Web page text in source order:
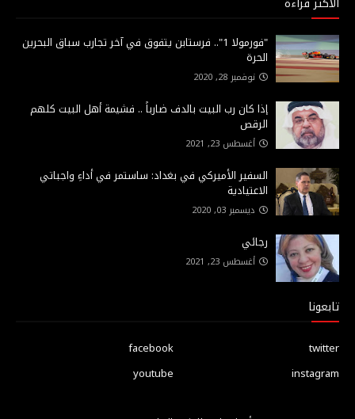
"فورمولا 1".. فرستابن يتفوق في آخر تجارب سباق البحرين
الحرة
نوفمبر 28, 2020
إذا كان رب البيت بالدف ضارباً .. فشيمة أهل البيت كلهم
الرقص
أغسطس 23, 2021
السفير الأميركي في بغداد: ساستمر في أداءِ واجباتي
الاعتيادية
ديسمبر 03, 2020
رجائي
أغسطس 23, 2021
تابعونا
facebook
twitter
youtube
instagram